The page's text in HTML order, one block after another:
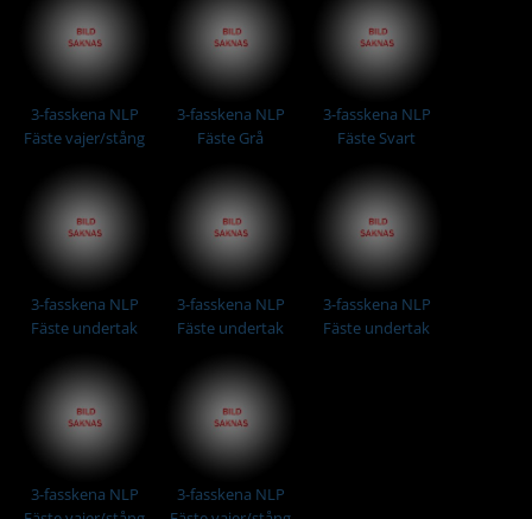
3-fasskena NLP
Fäste vajer/stång
3-fasskena NLP
Fäste Grå
3-fasskena NLP
Fäste Svart
3-fasskena NLP
Fäste undertak
3-fasskena NLP
Fäste undertak
3-fasskena NLP
Fäste undertak
3-fasskena NLP
3-fasskena NLP